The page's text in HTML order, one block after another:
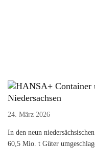
Container
Niedersachsen
24. März 2026
In den neun
60,5 Mio. t Güter